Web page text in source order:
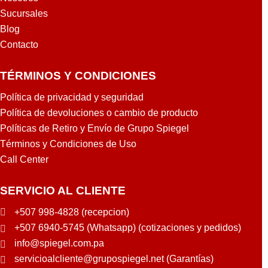
Sucursales
Blog
Contacto
TÉRMINOS Y CONDICIONES
Política de privacidad y seguridad
Política de devoluciones o cambio de producto
Políticas de Retiro y Envío de Grupo Spiegel
Términos y Condiciones de Uso
Call Center
SERVICIO AL CLIENTE
+507 998-4828 (recepcion)
+507 6940-5745 (Whatsapp) (cotizaciones y pedidos)
info@spiegel.com.pa
servicioalcliente@grupospiegel.net (Garantías)